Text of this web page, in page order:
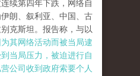
续第四年下跌，网络自
朗、叙利亚、中国、古
克斯坦。报告称，与以
为其网络活动而被当局逮
当局压力，被迫进行自
公司收到政府索要个人